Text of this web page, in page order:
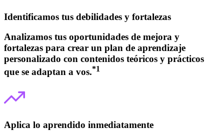
Identificamos tus debilidades y fortalezas
Analizamos tus oportunidades de mejora y
fortalezas para crear un plan de aprendizaje
personalizado con contenidos teóricos y prácticos
que se adaptan a vos.*1
Aplica lo aprendido inmediatamente